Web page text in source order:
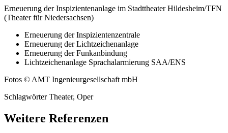
Erneuerung der Inspizientenanlage im Stadttheater Hildesheim/TFN
(Theater für Niedersachsen)
Erneuerung der Inspizientenzentrale
Erneuerung der Lichtzeichenanlage
Erneuerung der Funkanbindung
Lichtzeichenanlage Sprachalarmierung SAA/ENS
Fotos © AMT Ingenieurgesellschaft mbH
Schlagwörter Theater, Oper
Weitere Referenzen